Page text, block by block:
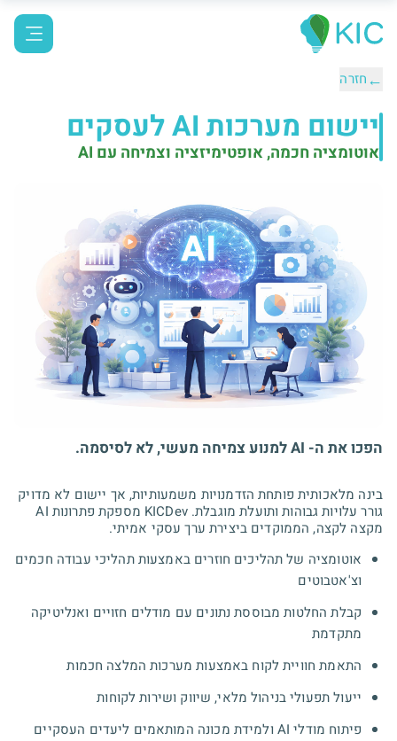
←חזרה
יישום מערכות AI לעסקים
אוטומציה חכמה, אופטימיזציה וצמיחה עם AI
הפכו את ה- AI למנוע צמיחה מעשי, לא לסיסמה.
בינה מלאכותית פותחת הזדמנויות משמעותיות, אך יישום לא מדויק
גורר עלויות גבוהות ותועלת מוגבלת. KICDev מספקת פתרונות AI
מקצה לקצה, הממוקדים ביצירת ערך עסקי אמיתי.
אוטומציה של תהליכים חוזרים באמצעות תהליכי עבודה חכמים
וצ'אטבוטים
קבלת החלטות מבוססת נתונים עם מודלים חזויים ואנליטיקה
מתקדמת
התאמת חוויית לקוח באמצעות מערכות המלצה חכמות
ייעול תפעולי בניהול מלאי, שיווק ושירות לקוחות
פיתוח מודלי AI ולמידת מכונה המותאמים ליעדים העסקיים